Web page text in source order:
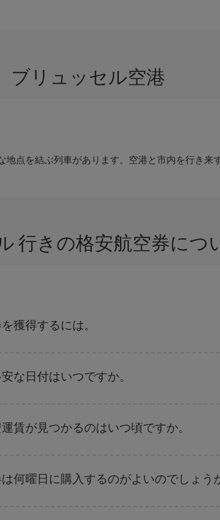
ブリュッセル空港
地点を結ぶ列車があります。空港と市内を行き来
行きの格安航空券につ
獲得するには。
な日付はいつですか。
れるため、お得な運賃を見つけることができます。 また、
。
賃が見つかるのはいつ頃ですか。
時期に航空券をご購入いただくことで、格安運賃が見つけやす
何曜日に購入するのがよいのでしょう